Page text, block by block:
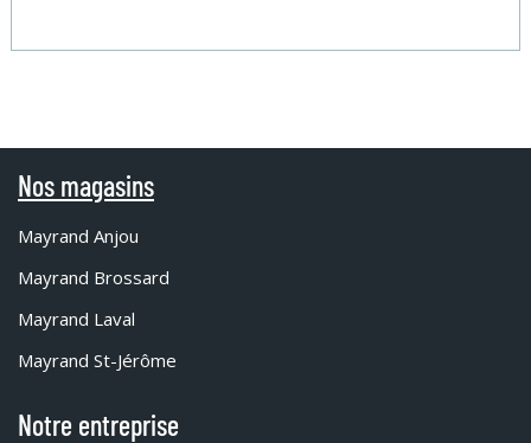
Nos magasins
Mayrand Anjou
Mayrand Brossard
Mayrand Laval
Mayrand St-Jérôme
Notre entreprise